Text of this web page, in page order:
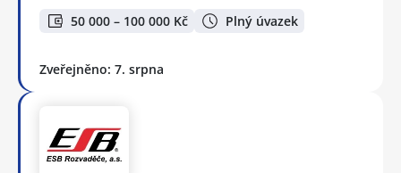
50 000 – 100 000 Kč Plný úvazek
Zveřejněno: 7. srpna